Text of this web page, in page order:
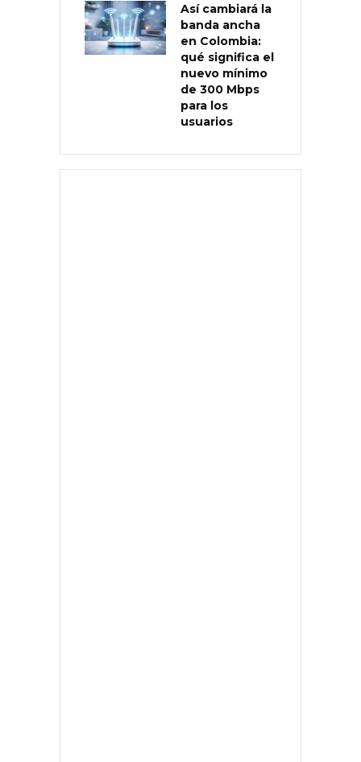
Así cambiará la
banda ancha
en Colombia:
qué significa el
nuevo mínimo
de 300 Mbps
para los
usuarios